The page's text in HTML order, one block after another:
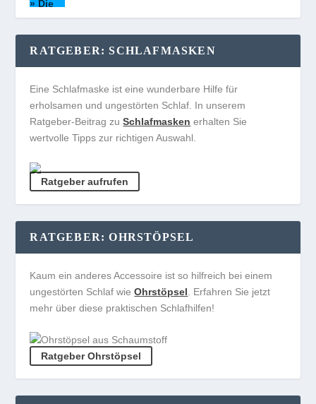
RATGEBER: SCHLAFMASKEN
Eine Schlafmaske ist eine wunderbare Hilfe für
erholsamen und ungestörten Schlaf. In unserem
Ratgeber-Beitrag zuSchlafmasken erhalten Sie
wertvolle Tipps zur richtigen Auswahl.
Ratgeber aufrufen
RATGEBER: OHRSTÖPSEL
Kaum ein anderes Accessoire ist so hilfreich bei einem
ungestörten Schlaf wieOhrstöpsel . Erfahren Sie jetzt
mehr über diese praktischen Schlafhilfen!
Ratgeber Ohrstöpsel